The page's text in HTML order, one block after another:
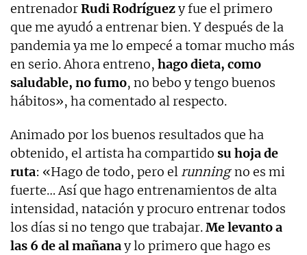
entrenadorRudi Rodríguezy fue el primero
que me ayudó a entrenar bien. Y después de la
pandemia ya me lo empecé a tomar mucho más
en serio. Ahora entreno, hago dieta, como
saludable, no fumo, no bebo y tengo buenos
hábitos», ha comentado al respecto.
Animado por los buenos resultados que ha
obtenido, el artista ha compartido su hoja de
ruta: «Hago de todo, pero el runningno es mi
fuerte… Así que hago entrenamientos de alta
intensidad, natación y procuro entrenar todos
los días si no tengo que trabajar.Me levanto a
las 6 de al mañanay lo primero que hago es